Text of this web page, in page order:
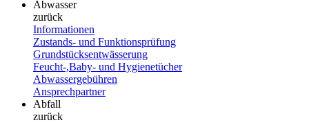
Abwasser
zurück
Informationen
Zustands- und Funktionsprüfung
Grundstücksentwässerung
Feucht-,Baby- und Hygienetücher
Abwassergebühren
Ansprechpartner
Abfall
zurück